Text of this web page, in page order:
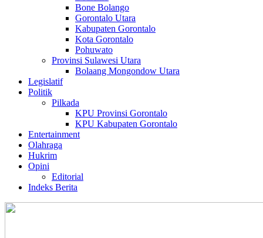
Bone Bolango
Gorontalo Utara
Kabupaten Gorontalo
Kota Gorontalo
Pohuwato
Provinsi Sulawesi Utara
Bolaang Mongondow Utara
Legislatif
Politik
Pilkada
KPU Provinsi Gorontalo
KPU Kabupaten Gorontalo
Entertainment
Olahraga
Hukrim
Opini
Editorial
Indeks Berita